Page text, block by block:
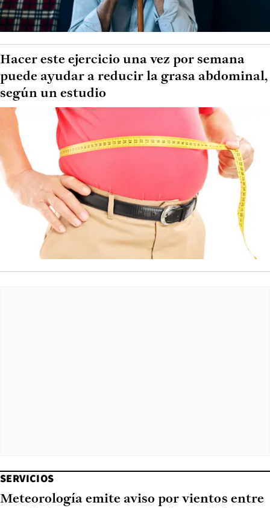
Hacer este ejercicio una vez por semana
puede ayudar a reducir la grasa abdominal,
según un estudio
SERVICIOS
Meteorología emite aviso por vientos entre